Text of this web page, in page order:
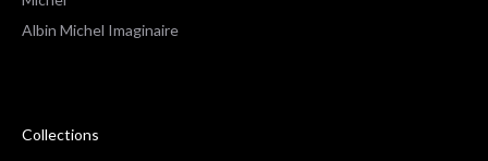
Albin Michel Imaginaire
Collections